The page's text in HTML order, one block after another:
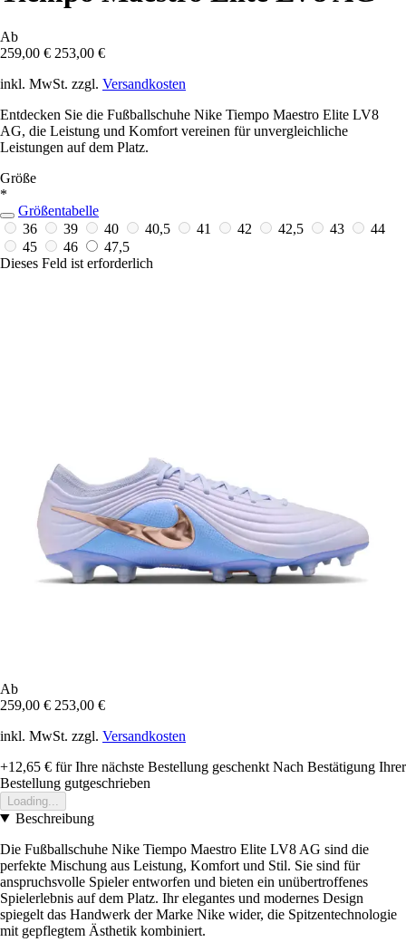
Ab
259,00 € 253,00 €
inkl. MwSt. zzgl. Versandkosten
Entdecken Sie die Fußballschuhe Nike Tiempo Maestro Elite LV8
AG, die Leistung und Komfort vereinen für unvergleichliche
Leistungen auf dem Platz.
Größe
*
Größentabelle
36
39 40 40,5 41 42 42,5 43
44
45
46
47,5
Dieses Feld ist erforderlich
Ab
259,00 € 253,00 €
inkl. MwSt. zzgl. Versandkosten
+12,65 € für Ihre nächste Bestellung geschenkt Nach Bestätigung Ihrer
Bestellung gutgeschrieben
Loading...
Beschreibung
Die Fußballschuhe Nike Tiempo Maestro Elite LV8 AG sind die
perfekte Mischung aus Leistung, Komfort und Stil. Sie sind für
anspruchsvolle Spieler entworfen und bieten ein unübertroffenes
Spielerlebnis auf dem Platz. Ihr elegantes und modernes Design
spiegelt das Handwerk der Marke Nike wider, die Spitzentechnologie
mit gepflegtem Ästhetik kombiniert.